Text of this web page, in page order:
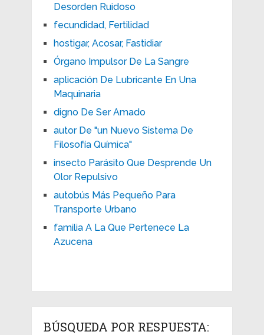
Desorden Ruidoso
fecundidad, Fertilidad
hostigar, Acosar, Fastidiar
Órgano Impulsor De La Sangre
aplicación De Lubricante En Una
Maquinaria
digno De Ser Amado
autor De "un Nuevo Sistema De
Filosofía Química"
insecto Parásito Que Desprende Un
Olor Repulsivo
autobús Más Pequeño Para
Transporte Urbano
familia A La Que Pertenece La
Azucena
BÚSQUEDA POR RESPUESTA: